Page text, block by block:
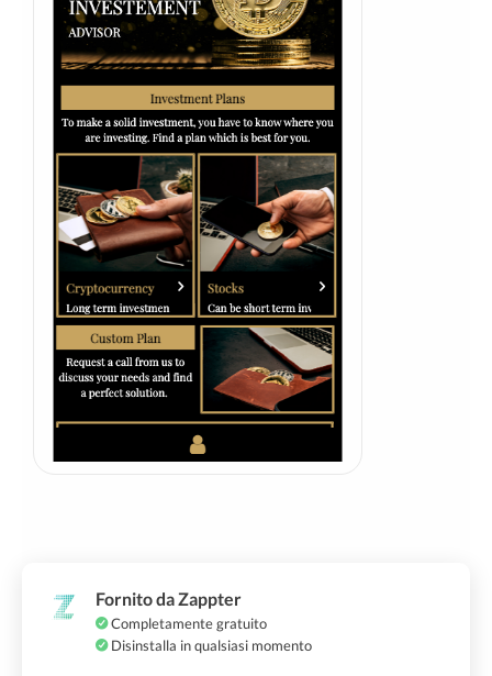
Fornito da Zappter
Completamente gratuito
Disinstalla in qualsiasi momento